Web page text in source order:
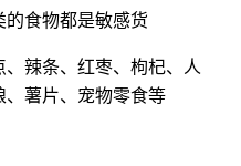
食物都是敏感货
辣条、红枣、枸杞、人
薯片、宠物零食等